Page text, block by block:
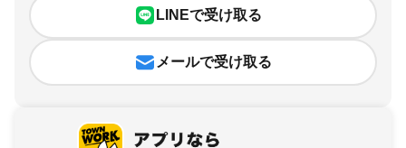
LINEで受け取る
メールで受け取る